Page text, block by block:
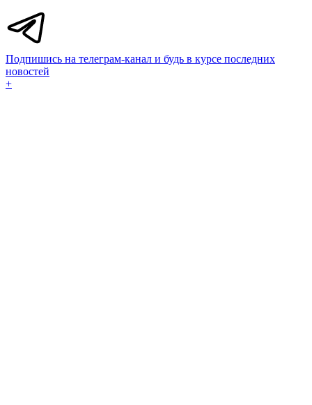
Подпишись на телеграм-канал и будь в курсе последних
новостей
+